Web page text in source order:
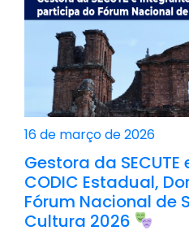
16 de março de 2026
Gestora da
CODIC Estadual,
Fórum Nacional de
Cultura 2026